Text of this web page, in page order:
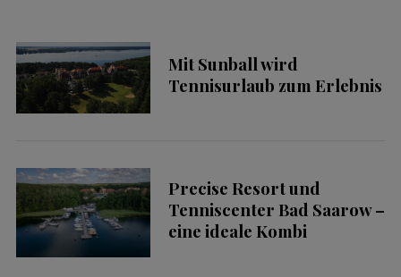
Mit Sunball wird
Tennisurlaub zum Erlebnis
Precise Resort und
Tenniscenter Bad Saarow –
eine ideale Kombi